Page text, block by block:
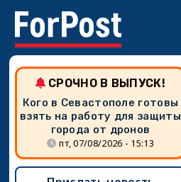
СРОЧНО В ВЫПУСК!
Кого в Севастополе готовы
взять на работу для защиты
города от дронов
пт, 07/08/2026 - 15:13